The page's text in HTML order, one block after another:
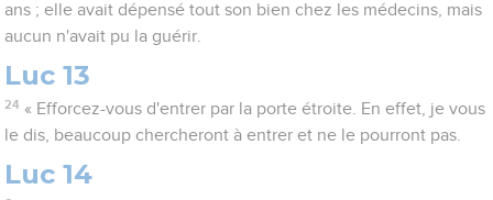
ans ; elle avait dépensé tout son bien chez les médecins, mais
aucun n'avait pu la guérir.
Luc 13
24 « Efforcez-vous d'entrer par la porte étroite. En effet, je vous
le dis, beaucoup chercheront à entrer et ne le pourront pas.
Luc 14